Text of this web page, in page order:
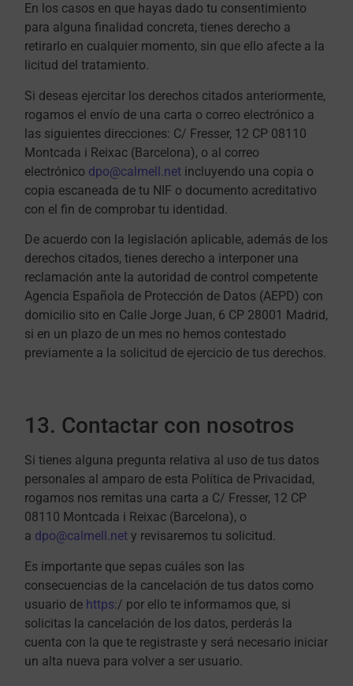
En los casos en que hayas dado tu consentimiento
para alguna finalidad concreta, tienes derecho a
retirarlo en cualquier momento, sin que ello afecte a la
licitud del tratamiento.
Si deseas ejercitar los derechos citados anteriormente,
rogamos el envío de una carta o correo electrónico a
las siguientes direcciones: C/ Fresser, 12 CP 08110
Montcada i Reixac (Barcelona), o al correo
electrónico dpo@calmell.net incluyendo una copia o
copia escaneada de tu NIF o documento acreditativo
con el fin de comprobar tu identidad.
De acuerdo con la legislación aplicable, además de los
derechos citados, tienes derecho a interponer una
reclamación ante la autoridad de control competente
Agencia Española de Protección de Datos (AEPD) con
domicilio sito en Calle Jorge Juan, 6 CP 28001 Madrid,
si en un plazo de un mes no hemos contestado
previamente a la solicitud de ejercicio de tus derechos.
13. Contactar con nosotros
Si tienes alguna pregunta relativa al uso de tus datos
personales al amparo de esta Política de Privacidad,
rogamos nos remitas una carta a C/ Fresser, 12 CP
08110 Montcada i Reixac (Barcelona), o
a dpo@calmell.net y revisaremos tu solicitud.
Es importante que sepas cuáles son las
consecuencias de la cancelación de tus datos como
usuario de https:/ por ello te informamos que, si
solicitas la cancelación de los datos, perderás la
cuenta con la que te registraste y será necesario iniciar
un alta nueva para volver a ser usuario.